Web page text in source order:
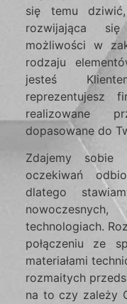
się temu
rozwijająca
możliwości w
rodzaju
jesteś
reprezentujesz
realizowane
dopasowane do
Zdajemy sobie
oczekiwań
dlatego
technologiach.
połączeniu ze
materiałami
rozmaitych
na to czy zależy